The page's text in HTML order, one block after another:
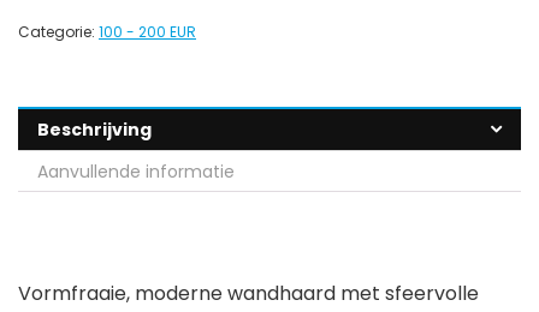
Categorie: 100 - 200 EUR
Beschrijving
Aanvullende informatie
Vormfraaie, moderne wandhaard met sfeervolle